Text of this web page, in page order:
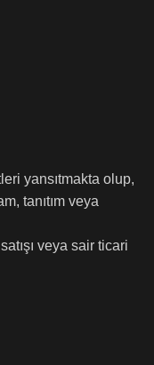
yansıtmakta olup,
tanıtım veya
veya sair ticari